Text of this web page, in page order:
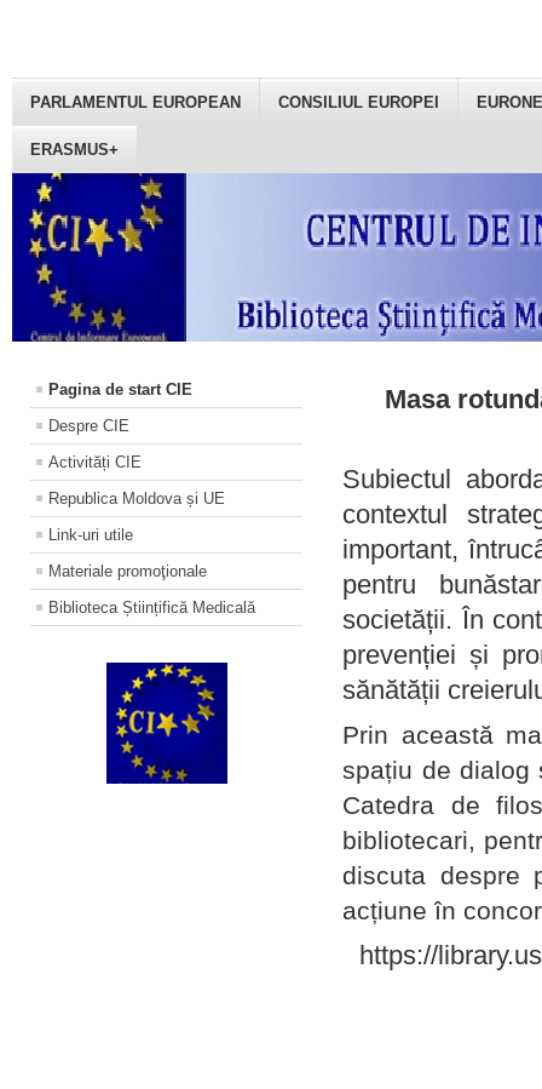
PARLAMENTUL EUROPEAN CONSILIUL EUROPEI
ERASMUS+
Pagina de start CIE
Despre CIE
Activități CIE
Republica Moldova și UE
Link-uri utile
Materiale promoţionale
Biblioteca Științifică Medicală
Masa
Subiectul
contextul
important,
pentru
societății. În
prevenției și
sănătății
Prin această
spațiu de dialog
Catedra de
bibliotecari,
discuta despre
acțiune în
https://